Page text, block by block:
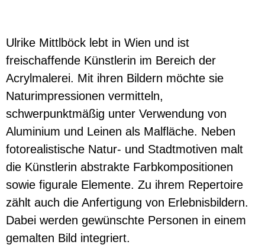
Ulrike Mittlböck lebt in Wien und ist
freischaffende Künstlerin im Bereich der
Acrylmalerei. Mit ihren Bildern möchte sie
Naturimpressionen vermitteln,
schwerpunktmäßig unter Verwendung von
Aluminium und Leinen als Malfläche. Neben
fotorealistische Natur- und Stadtmotiven malt
die Künstlerin abstrakte Farbkompositionen
sowie figurale Elemente. Zu ihrem Repertoire
zählt auch die Anfertigung von Erlebnisbildern.
Dabei werden gewünschte Personen in einem
gemalten Bild integriert.